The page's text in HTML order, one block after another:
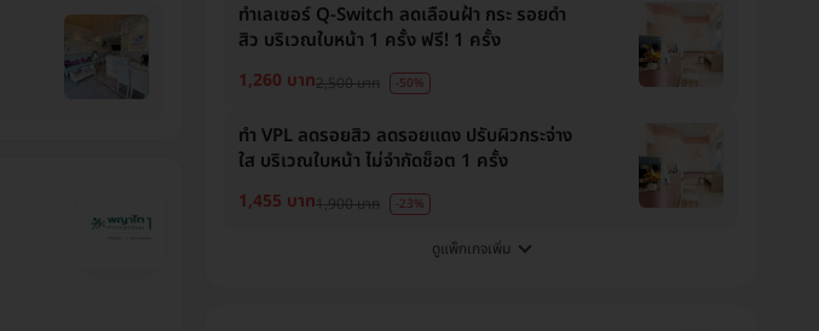
ทำเลเซอร์ Q-Switch ลดเลือนฝ้า​ กระ​ รอยดำ
สิว บริเวณใบหน้า 1 ครั้ง ฟรี! 1 ครั้ง
1,260 บาท2,500 บาท -50%
ทำ VPL ลดรอยสิว ลดรอยแดง ปรับผิวกระจ่าง
ใส บริเวณใบหน้า ไม่จำกัดช็อต 1 ครั้ง
1,455 บาท1,900 บาท -23%
ดูแพ็กเกจเพิ่ม